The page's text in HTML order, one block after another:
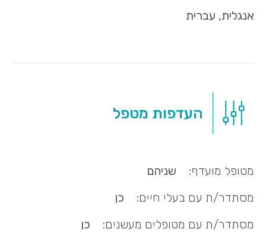
אנגלית, עברית
העדפות מטפל
מטופל מועדף:
שניהם
מסתדר/ת עם בעלי חיים:
כן
מסתדר/ת עם מטופלים מעשנים:
כן